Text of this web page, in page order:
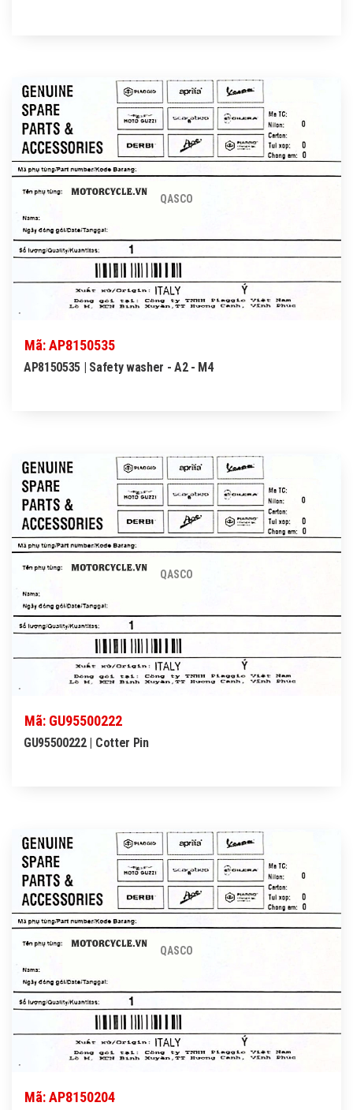
QASCO
Mã: AP8150535
AP8150535 | Safety washer - A2 - M4
QASCO
Mã: GU95500222
GU95500222 | Cotter Pin
QASCO
Mã: AP8150204